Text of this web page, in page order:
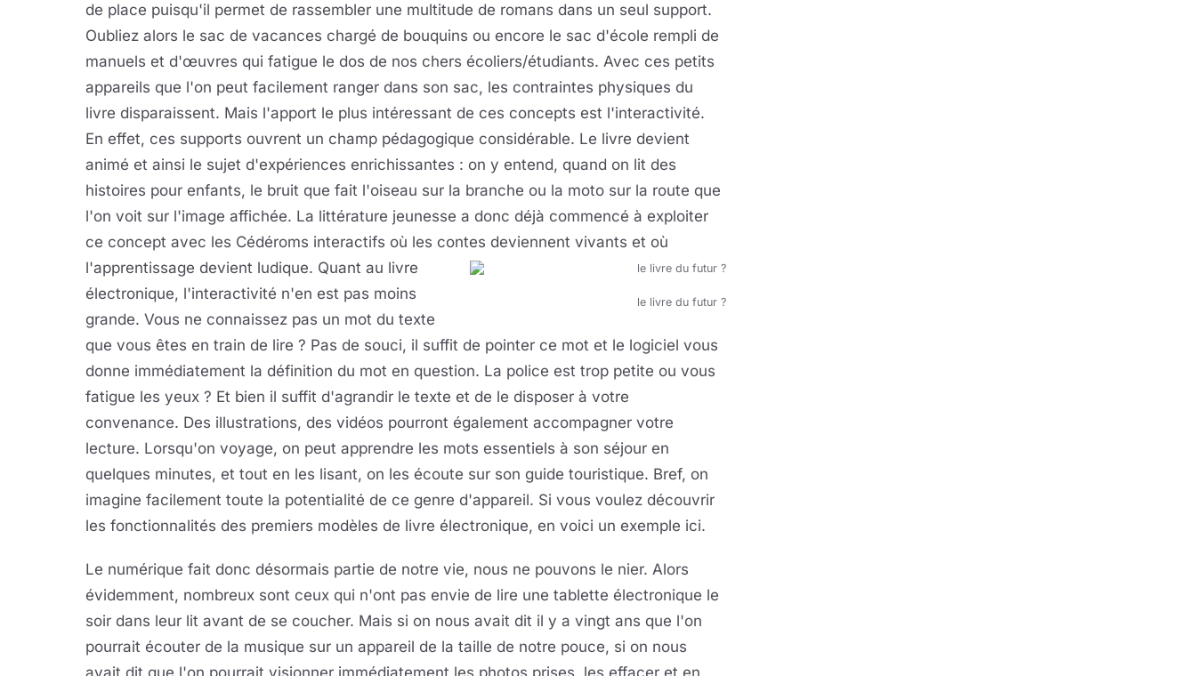
de place puisqu'il permet de rassembler une multitude de romans dans un seul support.
Oubliez alors le sac de vacances chargé de bouquins ou encore le sac d'école rempli de
manuels et d'œuvres qui fatigue le dos de nos chers écoliers/étudiants. Avec ces petits
appareils que l'on peut facilement ranger dans son sac, les contraintes physiques du
livre disparaissent. Mais l'apport le plus intéressant de ces concepts est l'interactivité.
En effet, ces supports ouvrent un champ pédagogique considérable. Le livre devient
animé et ainsi le sujet d'expériences enrichissantes : on y entend, quand on lit des
histoires pour enfants, le bruit que fait l'oiseau sur la branche ou la moto sur la route que
l'on voit sur l'image affichée. La littérature jeunesse a donc déjà commencé à exploiter
ce concept avec les Cédéroms interactifs où les contes
le livre du futur ?
deviennent vivants et où
l'apprentissage devient ludique. Quant au livre
électronique, l'interactivité n'en est pas moins
grande. Vous ne connaissez pas un mot du texte
que vous êtes en train de lire ? Pas de souci, il suffit de pointer ce mot et le logiciel vous
donne immédiatement la définition du mot en question. La police est trop petite ou vous
fatigue les yeux ? Et bien il suffit d'agrandir le texte et de le disposer à votre
convenance. Des illustrations, des vidéos pourront également accompagner votre
lecture. Lorsqu'on voyage, on peut apprendre les mots essentiels à son séjour en
quelques minutes, et tout en les lisant, on les écoute sur son guide touristique. Bref, on
imagine facilement toute la potentialité de ce genre d'appareil. Si vous voulez découvrir
les fonctionnalités des premiers modèles de livre électronique, en voici un exemple ici.
Le numérique fait donc désormais partie de notre vie, nous ne pouvons le nier. Alors
évidemment, nombreux sont ceux qui n'ont pas envie de lire une tablette électronique le
soir dans leur lit avant de se coucher. Mais si on nous avait dit il y a vingt ans que l'on
pourrait écouter de la musique sur un appareil de la taille de notre pouce, si on nous
avait dit que l'on pourrait visionner immédiatement les photos prises, les effacer et en